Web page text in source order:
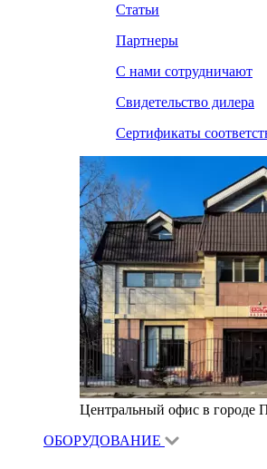
Статьи
Партнеры
С нами сотрудничают
Свидетельство дилера
Сертификаты
Центральный офис в городе
ОБОРУДОВАНИЕ